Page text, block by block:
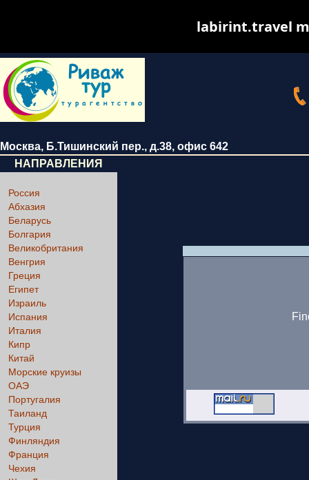
Москва, Б.Тишинский пер., д.38, офис 642
НАПРАВЛЕНИЯ
Россия
Абхазия
Беларусь
Болгария
Великобритания
Венгрия
Греция
Египет
Израиль
Испания
Италия
Кипр
Китай
Морские круизы
ОАЭ
Португалия
Таиланд
Турция
Финляндия
Франция
Чехия
labirint.travel